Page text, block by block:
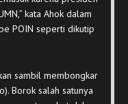
kata Ahok dalam
POIN seperti dikutip
sambil membongkar
Borok salah satunya